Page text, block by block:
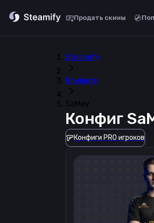
Продать скины
Steamify
Конфиги
SaMey
Конфиг
Конфиги PRO игроков